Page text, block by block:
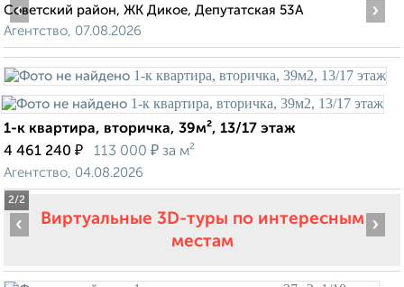
Советский район, ЖК Дикое, Депутатская 53А
Агентство, 07.08.2026
2/2
‹ ›
1-к квартира, вторичка, 39м², 13/17 этаж
4 461 240 ₽ 113 000 ₽ за м²
Агентство, 04.08.2026
Виртуальные 3D-туры по интересным
местам
‹ ›